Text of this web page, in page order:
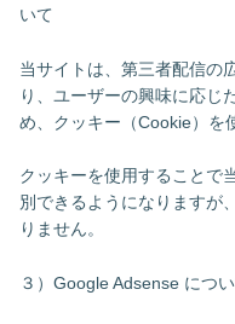
いて
当サイトは、第三者配信の
り、ユーザーの興味に応じ
め、クッキー（Cookie）を
クッキーを使用することで
別できるようになりますが
りません。
３）Google Adsense につ